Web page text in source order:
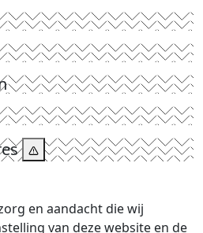
en aandacht die wij
van deze website en de